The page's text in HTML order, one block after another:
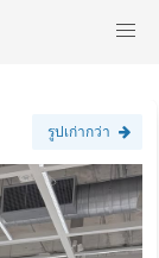
รูปเก่ากว่า